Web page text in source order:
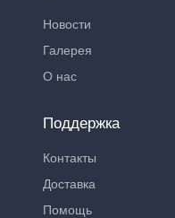
Новости
Галерея
О нас
Поддержка
Контакты
Доставка
Помощь